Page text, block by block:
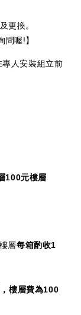
更換。
喔!】
人安裝組立前
100元樓層
層每箱酌收1
樓層費為100